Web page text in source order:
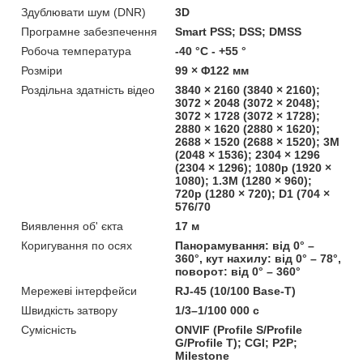
Здублювати шум (DNR)
3D
Програмне забезпечення
Smart PSS; DSS; DMSS
Робоча температура
-40 °C - +55 °
Розміри
99 × Φ122 мм
Роздільна здатність відео
3840 × 2160 (3840 × 2160);
3072 × 2048 (3072 × 2048);
3072 × 1728 (3072 × 1728);
2880 × 1620 (2880 × 1620);
2688 × 1520 (2688 × 1520); 3M
(2048 × 1536); 2304 × 1296
(2304 × 1296); 1080p (1920 ×
1080); 1.3M (1280 × 960);
720p (1280 × 720); D1 (704 ×
576/70
Виявлення об' єкта
17 м
Коригування по осях
Панорамування: від 0° –
360°, кут нахилу: від 0° – 78°,
поворот: від 0° – 360°
Мережеві інтерфейси
RJ-45 (10/100 Base-T)
Швидкість затвору
1/3–1/100 000 с
Сумісність
ONVIF (Profile S/Profile
G/Profile T); CGI; P2P;
Milestone